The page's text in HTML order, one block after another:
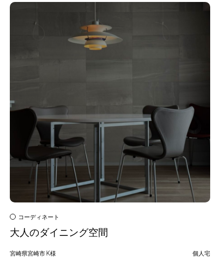
コーディネート
大人のダイニング空間
宮崎県宮崎市 K様 個人宅